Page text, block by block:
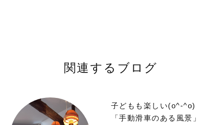
関連するブログ
子どもも楽しい(o^-^o)
「手動滑車のある風景」